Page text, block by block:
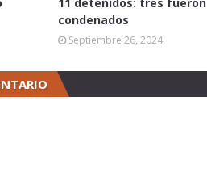
condenados
Septiembre 26, 2024